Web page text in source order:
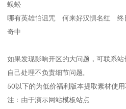
蜈蚣
哪有英雄怕诅咒 何来好汉惧名红 终
奇中
如果发现影响开区的大问题，可联系
自己处理不负责细节问题,
50以下的为低价福利版本提取素材使
注：由于演示网站模板站点